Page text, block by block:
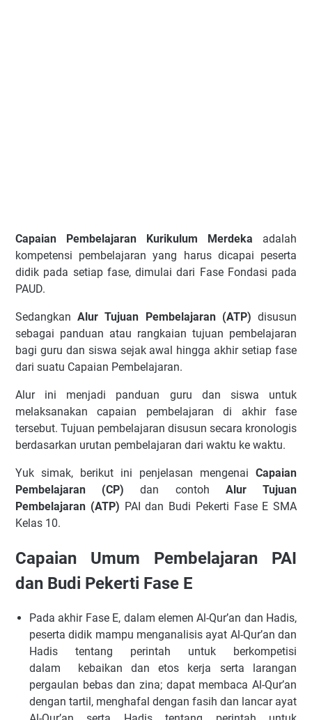
Capaian Pembelajaran Kurikulum Merdeka adalah
kompetensi pembelajaran yang harus dicapai peserta
didik pada setiap fase, dimulai dari Fase Fondasi pada
PAUD.
SedangkanAlur Tujuan Pembelajaran (ATP) disusun
sebagai panduan atau rangkaian tujuan pembelajaran
bagi guru dan siswa sejak awal hingga akhir setiap fase
dari suatu Capaian Pembelajaran.
Alur ini menjadi panduan guru dan siswa untuk
melaksanakan capaian pembelajaran di akhir fase
tersebut. Tujuan pembelajaran disusun secara kronologis
berdasarkan urutan pembelajaran dari waktu ke waktu.
Yuk simak, berikut ini penjelasan mengenai Capaian
Pembelajaran (CP) dan contoh Alur Tujuan
Pembelajaran (ATP) PAI dan Budi Pekerti Fase E SMA
Kelas 10.
Capaian Umum Pembelajaran PAI
dan Budi Pekerti Fase E
Pada akhir Fase E, dalam elemen Al-Qur’an dan Hadis,
peserta didik mampu menganalisis ayat Al-Qur’an dan
Hadis tentang perintah untuk berkompetisi
dalam kebaikan dan etos kerja serta larangan
pergaulan bebas dan zina; dapat membaca Al-Qur’an
dengan tartil, menghafal dengan fasih dan lancar ayat